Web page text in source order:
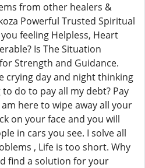
from other healers &
Powerful Trusted Spiritual
feeling Helpless, Heart
Is The Situation
Strength and Guidance.
crying day and night thinking
do to pay all my debt? Pay
here to wipe away all your
on your face and you will
in cars you see. I solve all
, Life is too short. Why
find a solution for your